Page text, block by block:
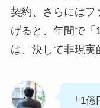
契約、さらにはフ
げると、年間で
は、決して非現実
「1